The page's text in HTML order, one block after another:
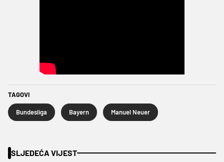
TAGOVI
Bundesliga Bayern Manuel Neuer
SLJEDEĆA VIJEST